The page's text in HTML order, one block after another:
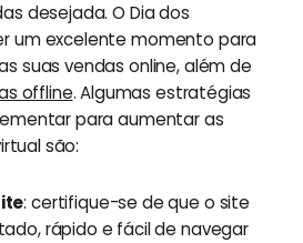
desejada. O Dia dos
um excelente momento para
suas vendas online, além de
offline. Algumas estratégias
para aumentar as
são:
: certifique-se de que o site
rápido e fácil de navegar